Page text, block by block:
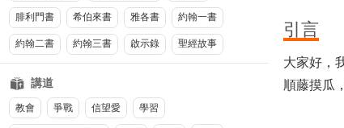
腓利門書 希伯來書 雅各書 約翰一書
約翰二書 約翰三書 啟示錄 聖經故事
講道
教會 爭戰 信望愛 學習
引言
大家好，
順藤摸瓜